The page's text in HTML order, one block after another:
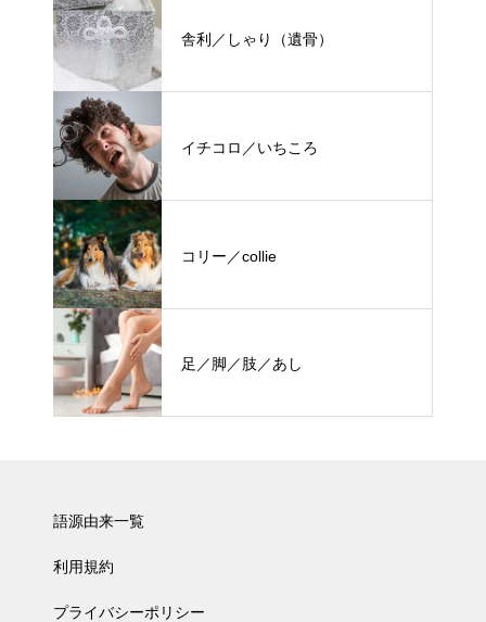
舎利／しゃり（遺骨）
イチコロ／いちころ
コリー／collie
足／脚／肢／あし
語源由来一覧
利用規約
プライバシーポリシー